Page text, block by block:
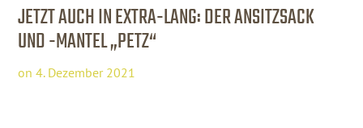
JETZT AUCH IN EXTRA-LANG: DER ANSITZSACK
UND -MANTEL „PETZ“
on4. Dezember 2021